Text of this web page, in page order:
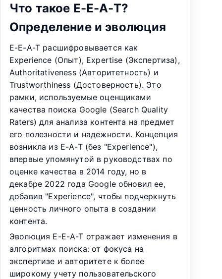
Что такое E-E-A-T?
Определение и эволюция
E-E-A-T расшифровывается как
Experience (Опыт), Expertise (Экспертиза),
Authoritativeness (Авторитетность) и
Trustworthiness (Достоверность). Это
рамки, используемые оценщиками
качества поиска Google (Search Quality
Raters) для анализа контента на предмет
его полезности и надежности. Концепция
возникла из E-A-T (без "Experience"),
впервые упомянутой в руководствах по
оценке качества в 2014 году, но в
декабре 2022 года Google обновил ее,
добавив "Experience", чтобы подчеркнуть
ценность личного опыта в создании
контента.
Эволюция E-E-A-T отражает изменения в
алгоритмах поиска: от фокуса на
экспертизе и авторитете к более
широкому учету пользовательского